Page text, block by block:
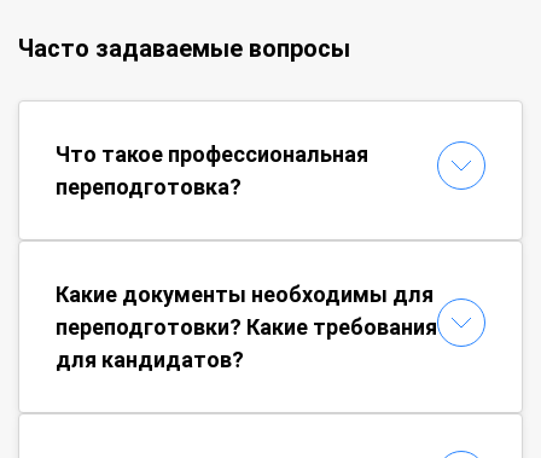
Часто задаваемые вопросы
Что такое профессиональная
переподготовка?
Какие документы необходимы для
переподготовки? Какие требования
для кандидатов?